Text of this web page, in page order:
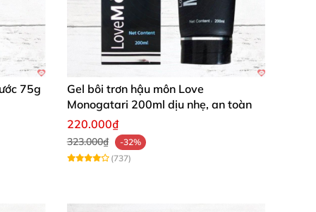
75g
Gel bôi trơn hậu môn Love
Monogatari 200ml dịu nhẹ, an toàn
220.000₫
323.000₫
-32%
(737)